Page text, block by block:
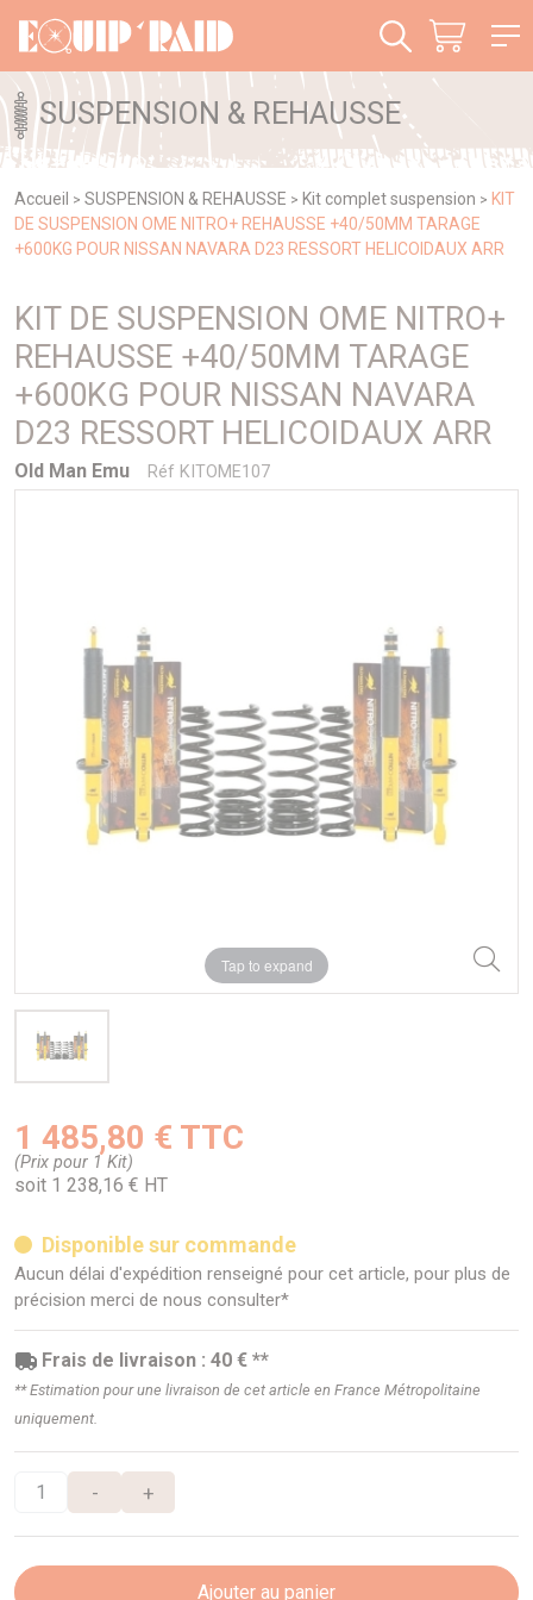
SUSPENSION & REHAUSSE
Accueil > SUSPENSION & REHAUSSE > Kit complet suspension > KIT
DE SUSPENSION OME NITRO+ REHAUSSE +40/50MM TARAGE
+600KG POUR NISSAN NAVARA D23 RESSORT HELICOIDAUX ARR
KIT DE SUSPENSION OME NITRO+
REHAUSSE +40/50MM TARAGE
+600KG POUR NISSAN NAVARA
D23 RESSORT HELICOIDAUX ARR
Old Man Emu Réf KITOME107
Tap to expand
1 485,80 € TTC
(Prix pour 1 Kit)
soit 1 238,16 € HT
Disponible sur commande
Aucun délai d'expédition renseigné pour cet article, pour plus de
précision merci de nous consulter*
Frais de livraison : 40 € **
** Estimation pour une livraison de cet article en France Métropolitaine
uniquement.
- +
Ajouter au panier
Panneau de gestion des cookies